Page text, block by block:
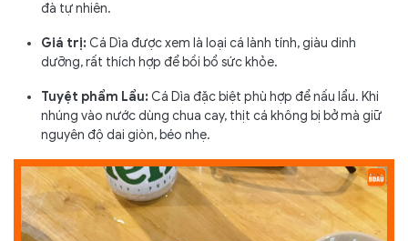
Hải Sản Thanh Sương:
Quán Làng Chài Nha Trang:
Nhà hàng Hải Sản Bốn Mùa:
Hải Sản Tươi Sống 3V:
Hải Sản Làng Biển:
Hải Sản Cảng Cầu Đá:
Hải Sản Bãi Dài (Cam Ranh):
Quán Hải Sản Hạnh Xuân:
đà tự nhiên.
Giá trị: Cá Dìa được xem là loại cá lành tính, giàu dinh
dưỡng, rất thích hợp để bồi bổ sức khỏe.
Tuyệt phẩm Lẩu: Cá Dìa đặc biệt phù hợp để nấu lẩu. Khi
nhúng vào nước dùng chua cay, thịt cá không bị bở mà giữ
nguyên độ dai giòn, béo nhẹ.